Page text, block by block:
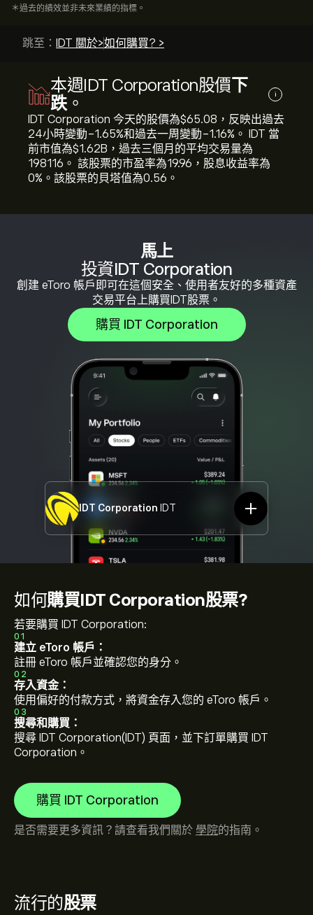
馬上
投資IDT Corporation
創建 eToro 帳戶即可在這個安全、使用者友好的多種資產
交易平台上購買IDT股票。
購買 IDT Corporation
IDT Corporation IDT
流行的股票
＊過去的績效並非未來業績的指標。
跳至： IDT 關於>如何購買? >
本週IDT Corporation股價下
跌。 i
IDT Corporation 今天的股價為‎$‎65.08，反映出過去
24小時變動‎-1.65‎%和過去一周變動‎-1.16‎%。 IDT 當
前市值為‎$‎1.62B，過去三個月的平均交易量為
198116。 該股票的市盈率為19.96，股息收益率為
0%。該股票的貝塔值為0.56。
如何購買IDT Corporation股票?
若要購買 IDT Corporation:
01
建立 eToro 帳戶：
註冊 eToro 帳戶並確認您的身分。
02
存入資金：
使用偏好的付款方式，將資金存入您的 eToro 帳戶。
03
搜尋和購買：
搜尋 IDT Corporation(IDT) 頁面，並下訂單購買 IDT
Corporation。
購買 IDT Corporation
是否需要更多資訊？請查看我們關於 學院的指南。